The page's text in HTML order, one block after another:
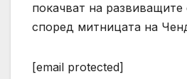
покачват на развиващите
според митницата на
[email protected]